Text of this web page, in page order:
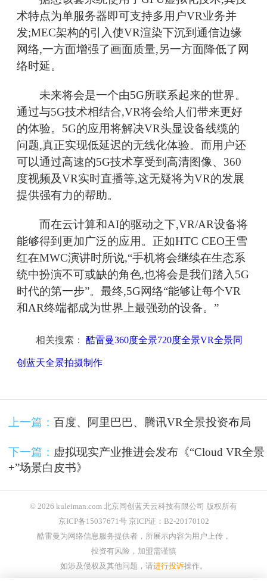
术特点为单服务器即可支持多用户VR业务并
发;MEC架构的引入使VR渲染下沉到通信边缘
网络,一方面增强了画面质量,另一方面降低了网
络时延。
未来将会是一个由5G所联系起来的世界。
通过与5G技术相结合,VR将会给人们带来更好
的体验。5G的应用将解决VR头显设备线缆的
问题,真正实现低延迟的无线化体验。而用户还
可以通过高速的5G技术享受到高清图像、360
度视频及VR实时直播等,这无疑将为VR的发展
提供强有力的帮助。
而在云计算和AI的驱动之下,VR/AR设备将
能够得到更加广泛的应用。正如HTC CEO王雪
红在MWC演讲时所说,“手机将会继续在生态系
统中扮演不可或缺的角色,也将会是我们踏入5G
时代的第一步”。最终,5G网络“能够让每个VR
和AR终端都成为世界上最强劲的设备。”
相关搜索： 酷雷曼360度全景720度全景VR全景同
创蓝天全景拍摄制作
上一篇： 百度、阿里巴巴、腾讯VR全景投资布局
下一篇： 虚拟现实产业推进会发布《“Cloud VR全景
+”场景白皮书》
© 2026 kuleiman.com 北京同创蓝天云科技有限公司 版权所有
京ICP备15037671号 京ICP证：B2-20170102
酷雷曼为网络信息服务提供者，所展示内容为用户上传，
投资有风险，加盟需谨慎
如涉及侵权及其他问题，请进行投诉操作。